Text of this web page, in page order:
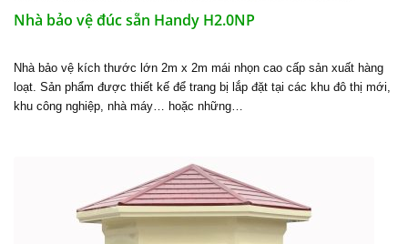
Nhà bảo vệ đúc sẵn Handy H2.0NP
Nhà bảo vệ kích thước lớn 2m x 2m mái nhọn cao cấp sản xuất hàng
loạt. Sản phẩm được thiết kế để trang bị lắp đặt tại các khu đô thị mới,
khu công nghiệp, nhà máy… hoặc những…